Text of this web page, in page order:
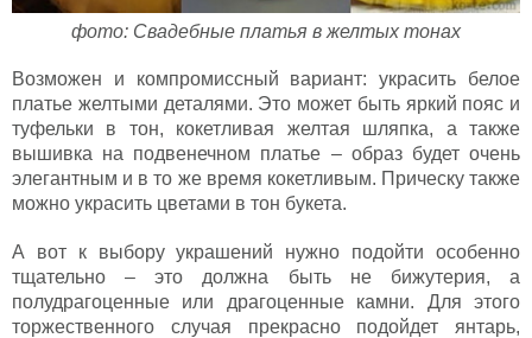
фото: Свадебные платья в желтых тонах
Возможен и компромиссный вариант: украсить белое
платье желтыми деталями. Это может быть яркий пояс и
туфельки в тон, кокетливая желтая шляпка, а также
вышивка на подвенечном платье – образ будет очень
элегантным и в то же время кокетливым. Прическу также
можно украсить цветами в тон букета.
А вот к выбору украшений нужно подойти особенно
тщательно – это должна быть не бижутерия, а
полудрагоценные или драгоценные камни. Для этого
торжественного случая прекрасно подойдет янтарь,